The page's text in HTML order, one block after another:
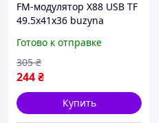
FM-модулятор X88 USB TF
49.5х41х36 buzyna
Готово к отправке
244₴
305 ₴
Купить